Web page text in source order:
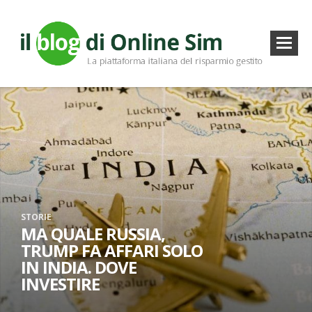
STORIE
MA QUALE RUSSIA,
TRUMP FA AFFARI SOLO
IN INDIA. DOVE
INVESTIRE